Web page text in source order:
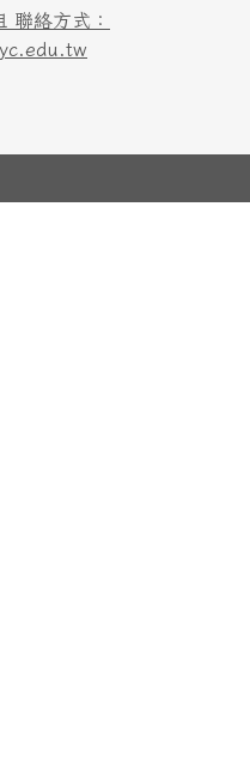
聯絡方式：